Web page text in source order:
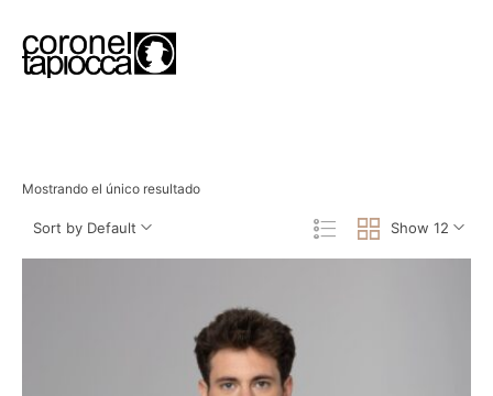
Mostrando el único resultado
Show 12
Sort by Default